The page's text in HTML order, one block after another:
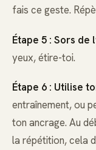
fais ce geste.
Étape 5 : Sors de
yeux, étire-toi.
Étape 6 : Utilise
entraînement, ou
ton ancrage. Au
la répétition, cela